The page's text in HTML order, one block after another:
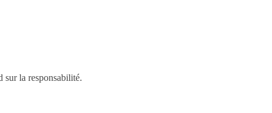
sur la responsabilité.